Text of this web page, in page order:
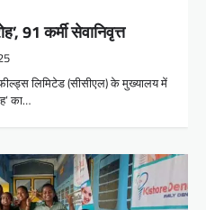
91 कर्मी सेवानिवृत्त
लिमिटेड (सीसीएल) के मुख्यालय में
का…